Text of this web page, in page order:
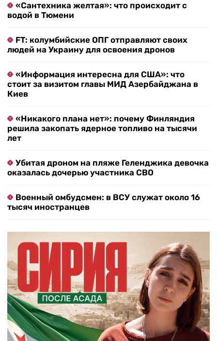
«Сантехника желтая»: что происходит с
водой в Тюмени
FT: колумбийские ОПГ отправляют своих
людей на Украину для освоения дронов
«Информация интересна для США»: что
стоит за визитом главы МИД Азербайджана в
Киев
«Никакого плана нет»: почему Финляндия
решила закопать ядерное топливо на тысячи
лет
Убитая дроном на пляже Геленджика девочка
оказалась дочерью участника СВО
Военный омбудсмен: в ВСУ служат около 16
тысяч иностранцев